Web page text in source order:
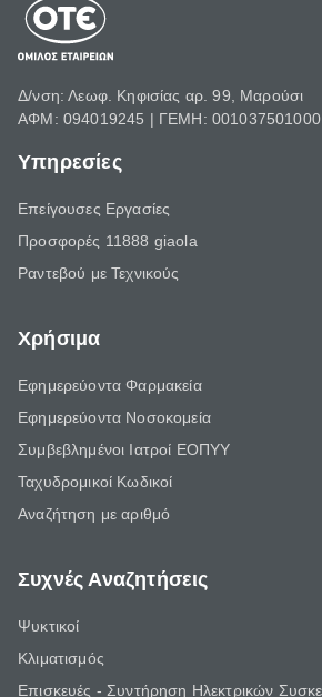
Δ/νση: Λεωφ. Κηφισίας αρ. 99, Μαρούσι
ΑΦΜ: 094019245 | ΓΕΜΗ: 001037501000
Υπηρεσίες
Επείγουσες Εργασίες
Προσφορές 11888 giaola
Ραντεβού με Τεχνικούς
Χρήσιμα
Εφημερεύοντα Φαρμακεία
Εφημερεύοντα Νοσοκομεία
Συμβεβλημένοι Ιατροί ΕΟΠΥΥ
Ταχυδρομικοί Κωδικοί
Αναζήτηση με αριθμό
Συχνές Αναζητήσεις
Ψυκτικοί
Κλιματισμός
Επισκευές - Συντήρηση Ηλεκτρικών